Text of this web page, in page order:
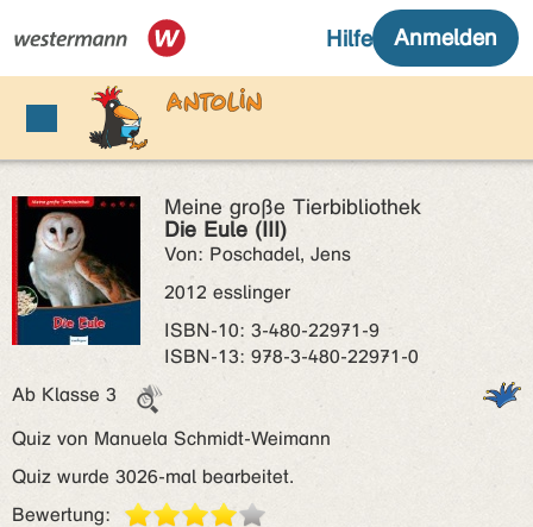
Meine große Tierbibliothek
Die Eule (III)
Von: Poschadel, Jens
2012 esslinger
ISBN‑10: 3-480-22971-9
ISBN‑13: 978-3-480-22971-0
Ab Klasse 3
Quiz von Manuela Schmidt-Weimann
Quiz wurde 3026-mal bearbeitet.
Bewertung: